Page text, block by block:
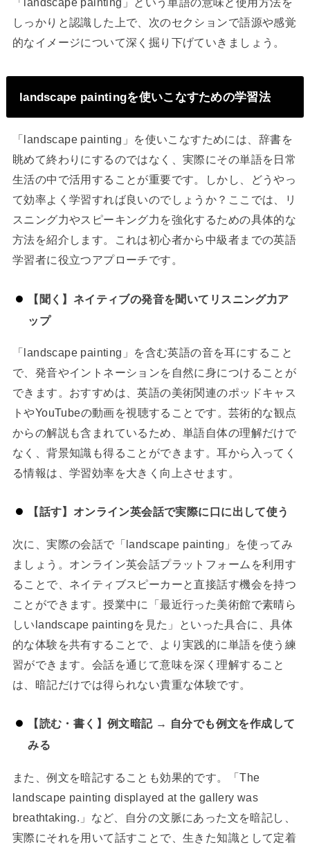
しっかりと認識した上で、次のセクションで語源や感覚
的なイメージについて深く掘り下げていきましょう。
landscape paintingを使いこなすための学習法
「landscape painting」を使いこなすためには、辞書を
眺めて終わりにするのではなく、実際にその単語を日常
生活の中で活用することが重要です。しかし、どうやっ
て効率よく学習すれば良いのでしょうか？ここでは、リ
スニング力やスピーキング力を強化するための具体的な
方法を紹介します。これは初心者から中級者までの英語
学習者に役立つアプローチです。
【聞く】ネイティブの発音を聞いてリスニング力ア
ップ
「landscape painting」を含む英語の音を耳にすること
で、発音やイントネーションを自然に身につけることが
できます。おすすめは、英語の美術関連のポッドキャス
トやYouTubeの動画を視聴することです。芸術的な観点
からの解説も含まれているため、単語自体の理解だけで
なく、背景知識も得ることができます。耳から入ってく
る情報は、学習効率を大きく向上させます。
【話す】オンライン英会話で実際に口に出して使う
次に、実際の会話で「landscape painting」を使ってみ
ましょう。オンライン英会話プラットフォームを利用す
ることで、ネイティブスピーカーと直接話す機会を持つ
ことができます。授業中に「最近行った美術館で素晴ら
しいlandscape paintingを見た」といった具合に、具体
的な体験を共有することで、より実践的に単語を使う練
習ができます。会話を通じて意味を深く理解すること
は、暗記だけでは得られない貴重な体験です。
【読む・書く】例文暗記 → 自分でも例文を作成して
みる
また、例文を暗記することも効果的です。「The
landscape painting displayed at the gallery was
breathtaking.」など、自分の文脈にあった文を暗記し、
実際にそれを用いて話すことで、生きた知識として定着